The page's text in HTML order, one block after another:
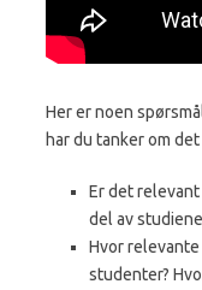
Her er noen
har du tanker om
Er det
del av
Hvor
studenter?